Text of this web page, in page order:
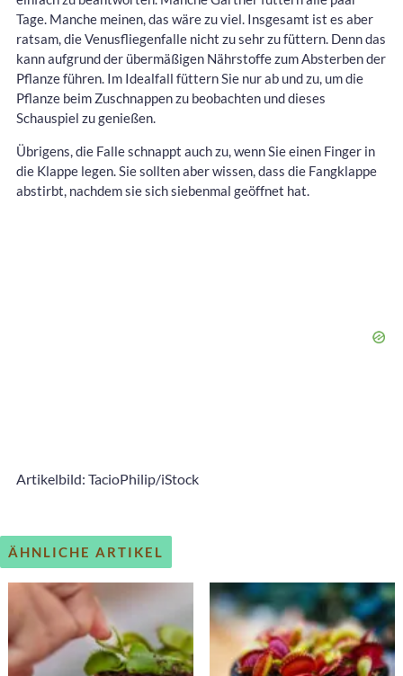
Tage. Manche meinen, das wäre zu viel. Insgesamt ist es aber
ratsam, die Venusfliegenfalle nicht zu sehr zu füttern. Denn das
kann aufgrund der übermäßigen Nährstoffe zum Absterben der
Pflanze führen. Im Idealfall füttern Sie nur ab und zu, um die
Pflanze beim Zuschnappen zu beobachten und dieses
Schauspiel zu genießen.
Übrigens, die Falle schnappt auch zu, wenn Sie einen Finger in
die Klappe legen. Sie sollten aber wissen, dass die Fangklappe
abstirbt, nachdem sie sich siebenmal geöffnet hat.
Artikelbild: TacioPhilip/iStock
ÄHNLICHE ARTIKEL